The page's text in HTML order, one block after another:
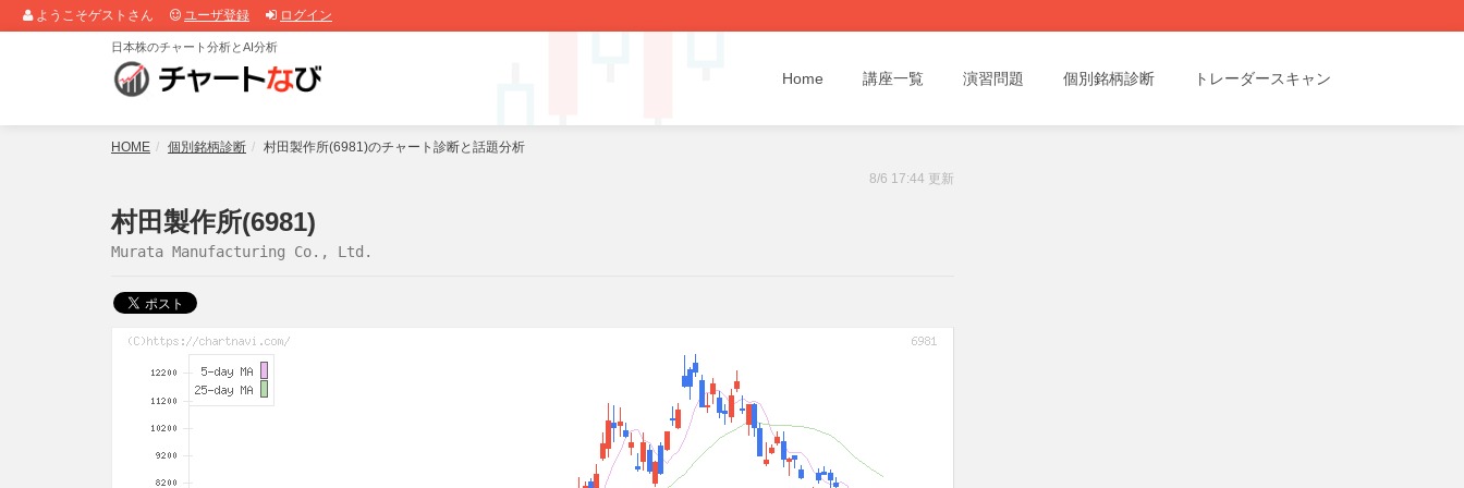
ようこそゲストさん ユーザ登録 ログイン
日本株のチャート分析とAI分析
Home 講座一覧 演習問題 個別銘柄診断 トレーダースキャン
HOME 個別銘柄診断 村田製作所(6981)のチャート診断と話題分析
8/6 17:44 更新
村田製作所(6981)
Murata Manufacturing Co., Ltd.